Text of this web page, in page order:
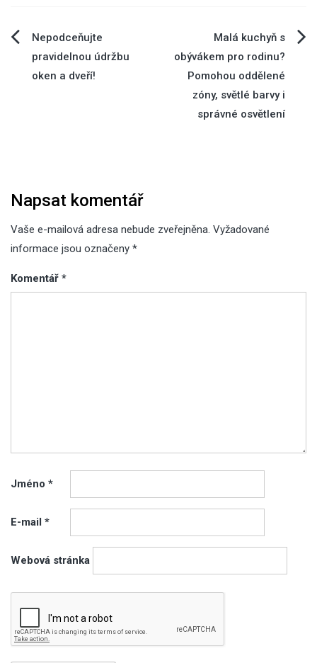
Navigace
pro
Nepodceňujte
pravidelnou údržbu
oken a dveří!
Malá kuchyň s
obývákem pro rodinu?
Pomohou oddělené
zóny, světlé barvy i
správné osvětlení
Napsat komentář
Vaše e-mailová adresa nebude zveřejněna. Vyžadované
informace jsou označeny *
Komentář *
Jméno *
E-mail *
Webová stránka